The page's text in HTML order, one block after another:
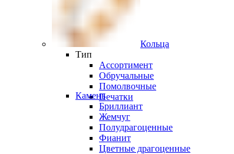
Кольца
Тип
Ассортимент
Обручальные
Помолвочные
Печатки
Камень
Бриллиант
Жемчуг
Полудрагоценные
Фианит
Цветные драгоценные